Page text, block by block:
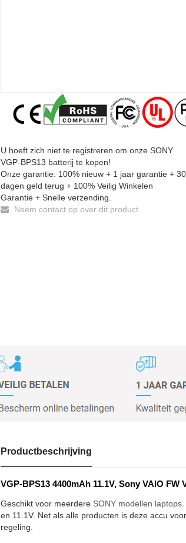
U hoeft zich niet te registreren om onze SONY
VGP-BPS13 batterij te kopen!
Onze garantie: 100% nieuw + 1 jaar garantie + 30
dagen geld terug + 100% Veilig Winkelen
Garantie + Snelle verzending.
Neem contact op over dit product
Productbeschrijving
VGP-BPS13 4400mAh 11.1V, Sony VAIO
Geschikt voor meerdere SONY modellen laptops.
en 11.1V. Net als alle producten is deze accu
regeling.